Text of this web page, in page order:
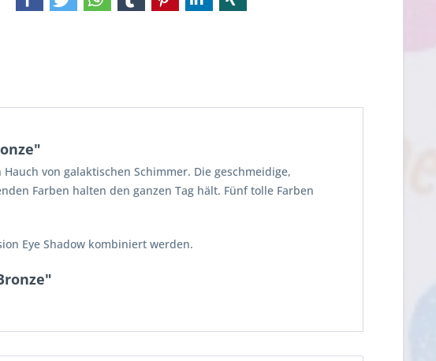
von galaktischen Schimmer. Die geschmeidige,
Farben halten den ganzen Tag hält. Fünf tolle Farben
Eye Shadow kombiniert werden.